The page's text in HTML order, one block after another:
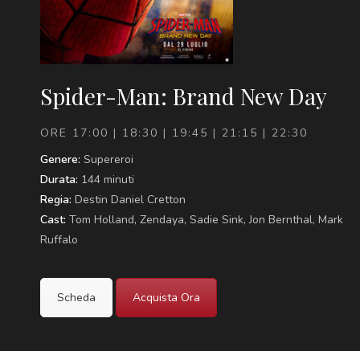
Spider-Man: Brand New Day
ORE 17:00 | 18:30 | 19:45 | 21:15 | 22:30
Genere: Supereroi
Durata: 144 minuti
Regia: Destin Daniel Cretton
Cast: Tom Holland, Zendaya, Sadie Sink, Jon Bernthal, Mark
Ruffalo
Scheda Acquista Ora